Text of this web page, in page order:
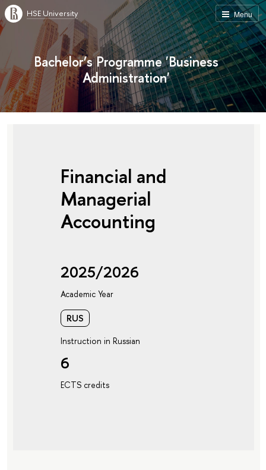
Menu
HSE University
Bachelor’s Programme 'Business
Administration'
Financial and
Managerial
Accounting
2025/2026
Academic Year
RUS
Instruction in Russian
6
ECTS credits